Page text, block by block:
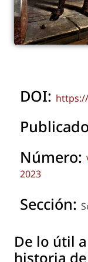
DOI:
Número:
2023
Sección:
De lo útil
historia